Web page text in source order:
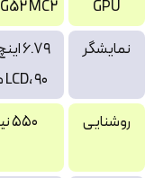
GPU
MC2
نمایشگر
LCD، ۹۰ هرتز
روشنایی ۵۵۰ نیت